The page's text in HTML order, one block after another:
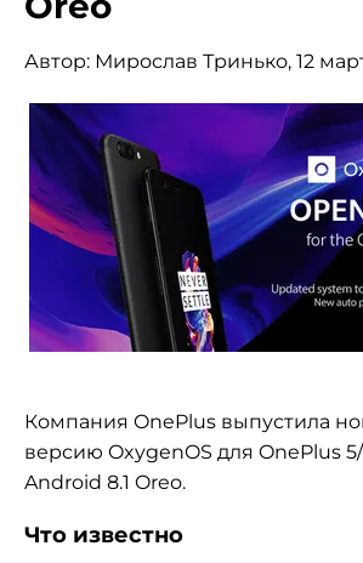
Автор: Мирослав Тринько, 12
Компания OnePlus выпустила
версию OxygenOS для OnePlus
Android 8.1 Oreo.
Что известно